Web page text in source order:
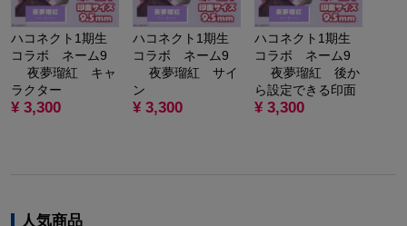
ハコネクト1期生
コラボ ネーム9
夜夢瑠紅 キャ
ラクター
¥ 3,300
ハコネクト1期生
コラボ ネーム9
夜夢瑠紅 サイ
ン
¥ 3,300
ハコネクト1期生
コラボ ネーム9
夜夢瑠紅 後か
ら設定できる印面
¥ 3,300
人気商品